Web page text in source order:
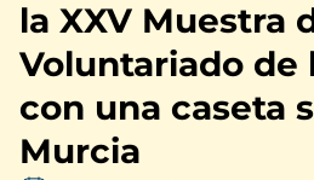
la XXV Muestra
Voluntariado de
con una caseta
Murcia